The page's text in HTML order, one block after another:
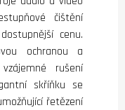
čištění
cenu.
ochranou a
rušení
skříňku se
řetězení